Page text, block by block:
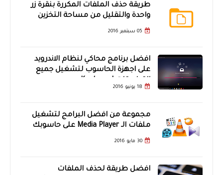
طريقة حذف الملفات المكررة بنقرة زر
واحدة والتقليل من مساحة التخزين
05 سبتمبر 2016
افضل برنامج محاكي لنظام الاندرويد
على اجهزة الحاسوب لتشغيل جميع
18 يونيو 2016
مجموعة من افضل البرامج لتشغيل
ملفات الـ Media Player على حاسوبك
30 مايو 2016
افضل طريقة لحذف الملفات